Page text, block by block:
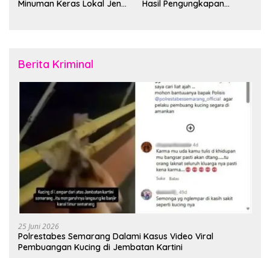
Minuman Keras Lokal Jenis
Hasil Pengungkapan
Berita Kriminal
25 Juni 2026
Polrestabes Semarang Dalami Kasus Video Viral
Pembuangan Kucing di Jembatan Kartini